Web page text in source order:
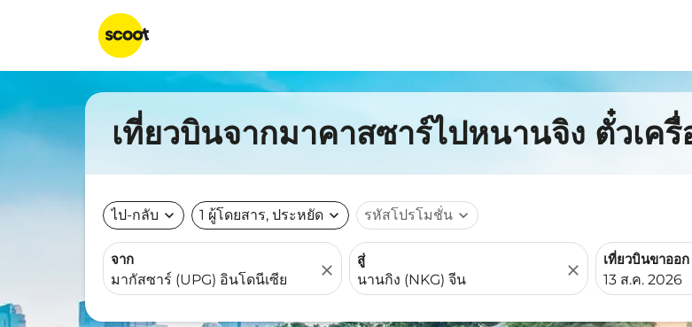
เที่ยวบินจากมาคาสซาร์ไปหนานจิง ตั๋วเค
ไป-กลับ expand_more 1 ผู้โดยสาร, ประหยัด expand_more รหัสโปรโมชั่น expand_more
จาก
close
สู่
close
เที่ยวบินขาออก
fc-booking-
13 ส.ค. 2026